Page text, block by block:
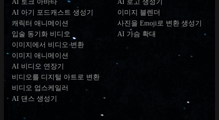
AI 토크 아바타
AI 아기 포드캐스트 생성기
캐릭터 애니메이션
입술 동기화 비디오
이미지에서 비디오 변환
이미지 애니메이션
AI 비디오 연장기
비디오를 디지털 아트로 변환
비디오 업스케일러
AI 댄스 생성기
AI 로고 생성기
이미지 블렌더
사진을 Emoji로 변환 생성기
AI 가슴 확대